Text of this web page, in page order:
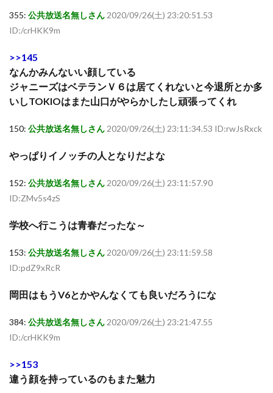
355: 公共放送名無しさん2020/09/26(土) 23:20:51.53
ID:/crHKK9m
>>145
なんかみんないい顔している
ジャニーズはベテランＶ６は居てくれないと今退所とか多
いしTOKIOはまた山口がやらかしたし頑張ってくれ
150: 公共放送名無しさん2020/09/26(土) 23:11:34.53 ID:rwJsRxck
やっぱりイノッチの人となりだよな
152: 公共放送名無しさん2020/09/26(土) 23:11:57.90
ID:ZMv5s4zS
学校へ行こうは青春だったな～
153: 公共放送名無しさん2020/09/26(土) 23:11:59.58
ID:pdZ9xRcR
岡田はもうV6とかやんなくても良いだろうにな
384: 公共放送名無しさん2020/09/26(土) 23:21:47.55
ID:/crHKK9m
>>153
違う顔を持っているのもまた魅力